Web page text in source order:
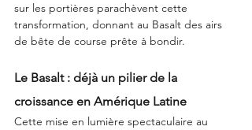
sur les portières parachèvent cette
transformation, donnant au Basalt des airs
de bête de course prête à bondir.
Le Basalt : déjà un pilier de la
croissance en Amérique Latine
Cette mise en lumière spectaculaire au